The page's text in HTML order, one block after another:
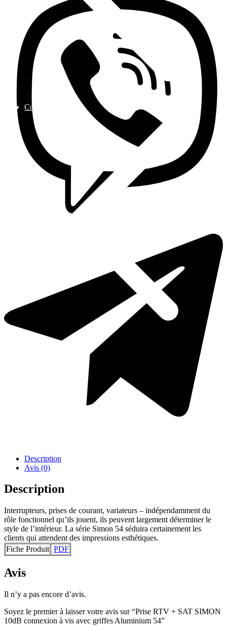
Contactez nous
Description
Avis (0)
Description
Interrupteurs, prises de courant, variateurs – indépendamment du
rôle fonctionnel qu’ils jouent, ils peuvent largement déterminer le
style de l’intérieur. La série Simon 54 séduira certainement les
clients qui attendent des impressions esthétiques.
Fiche Produit PDF
Avis
Il n’y a pas encore d’avis.
Soyez le premier à laisser votre avis sur “Prise RTV + SAT SIMON
10dB connexion à vis avec griffes Aluminium 54”